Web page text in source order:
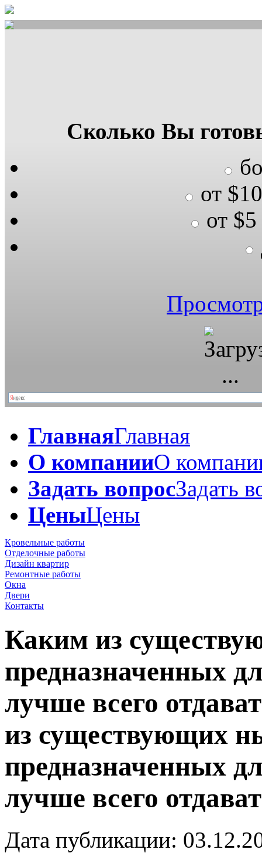
Сколько Вы
от
от
ГлавнаяГлавная
О компанииО
Задать вопросЗадать
ЦеныЦены
Кровельные работы
Отделочные работы
Дизайн квартир
Ремонтные работы
Окна
Двери
Контакты
Каким из
предназначенных
лучше всего
из существующих
предназначенных
лучше всего
Дата публикации: